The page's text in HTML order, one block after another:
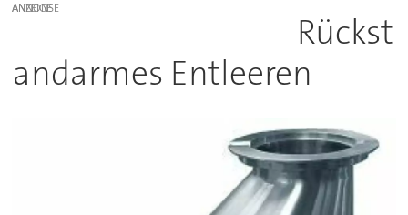
ANZEIGE
Rückst
andarmes Entleeren